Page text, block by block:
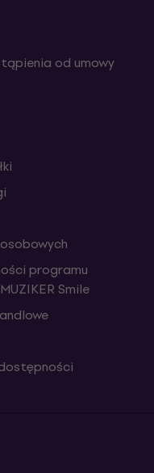
od umowy
programu
Smile